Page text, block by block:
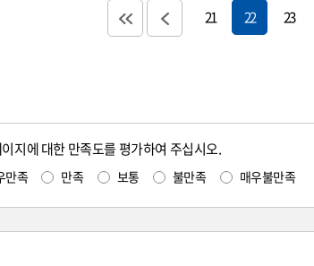
21 22 23
지에 대한 만족도를 평가하여 주십시오.
만족 만족 보통 불만족 매우불만족